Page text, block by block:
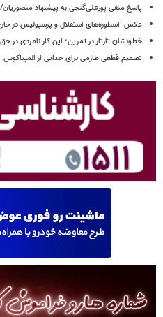
پاسخ منفی پورعلی‌گنجی به پیشنهاد
عکس| اسطوره‌های استقلال و پرسپولیس در
خط‌ونشان تارتار در تمرین؛ این کار نامردی
تصمیم قطعی طارمی برای جدایی از المپیاکوس